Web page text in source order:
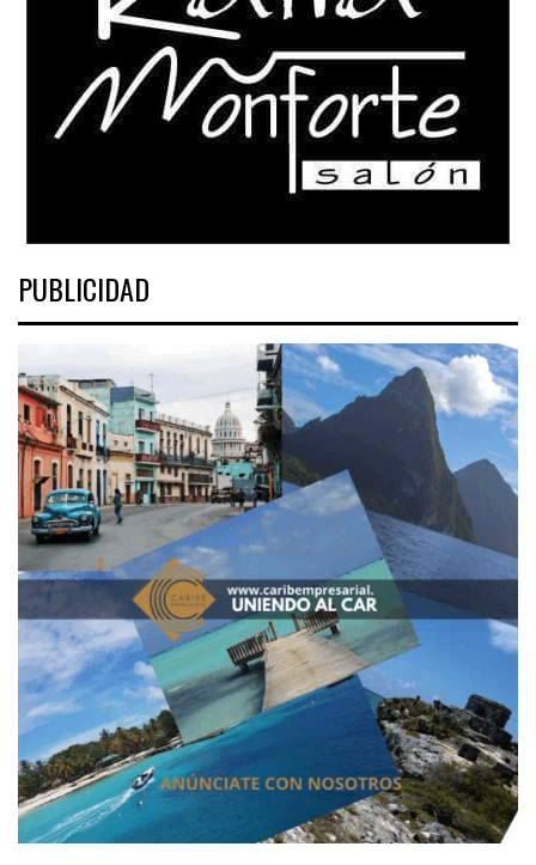
PUBLICIDAD